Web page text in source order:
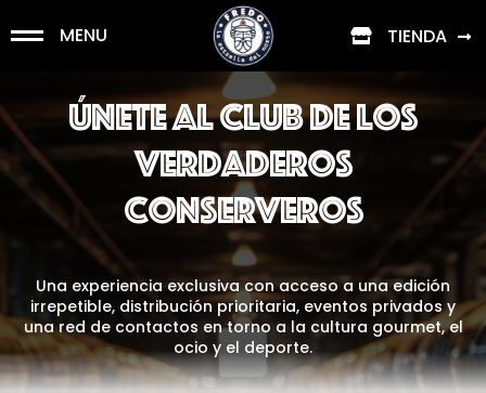
MENU TIENDA
únete al club de los
verdaderos
conserveros
Una experiencia exclusiva con acceso a una edición
irrepetible, distribución prioritaria, eventos privados y
una red de contactos en torno a la cultura gourmet, el
ocio y el deporte.